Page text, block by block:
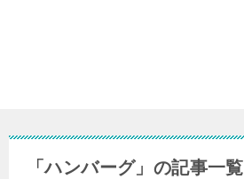
「ハンバーグ」の記事一覧